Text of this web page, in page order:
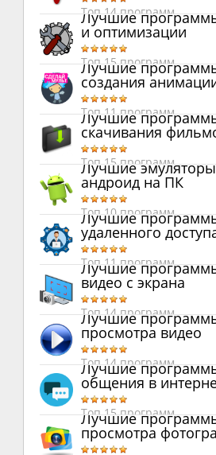
Топ 14 программ
Лучшие
и оптимизации
Топ 15 программ
Лучшие
создания
Топ 11 программ
Лучшие
скачивания
Топ 15 программ
Лучшие эмуляторы
андроид на ПК
Топ 10 программ
Лучшие
удаленного
Топ 11 программ
Лучшие
видео с экрана
Топ 14 программ
Лучшие
просмотра видео
Топ 14 программ
Лучшие
общения в
Топ 15 программ
Лучшие
просмотра